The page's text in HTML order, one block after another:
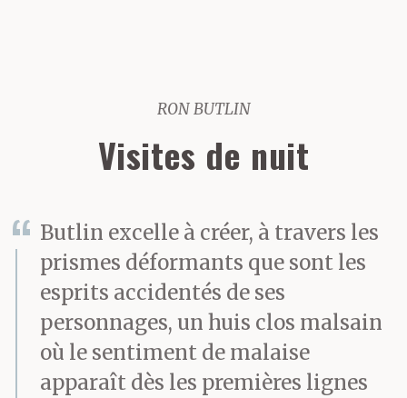
RON BUTLIN
Visites de nuit
Butlin excelle à créer, à travers les
prismes déformants que sont les
esprits accidentés de ses
personnages, un huis clos malsain
où le sentiment de malaise
apparaît dès les premières lignes